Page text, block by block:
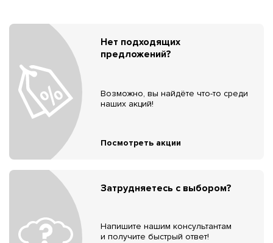
Нет подходящих
предложений?
Возможно, вы найдёте что-то среди
наших акций!
Посмотреть акции
Затрудняетесь с выбором?
Напишите нашим консультантам
и получите быстрый ответ!